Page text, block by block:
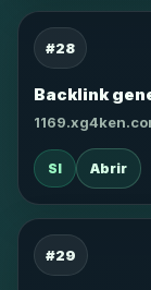
#28
Backlink
SI Abrir
#29